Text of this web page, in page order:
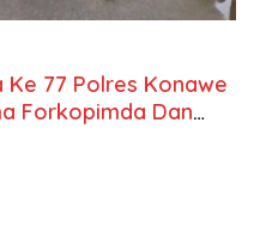
77 Polres Konawe
Forkopimda Dan